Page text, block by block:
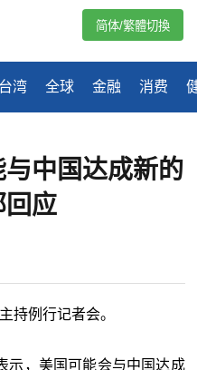
台湾 全球 金融 消费
简体/繁體切換
中国达成新的
回应
持例行记者会。
示，美国可能会与中国达成